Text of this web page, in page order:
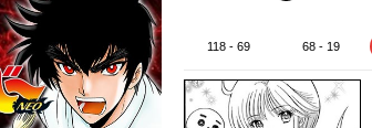
118 - 69 68 - 19